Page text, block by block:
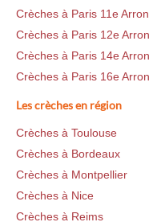
Crèches à Paris 11e
Crèches à Paris 12e
Crèches à Paris 14e
Crèches à Paris 16e
Les crèches en région
Crèches à Toulouse
Crèches à Bordeaux
Crèches à Montpellier
Crèches à Nice
Crèches à Reims